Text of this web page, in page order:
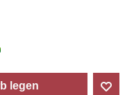
legen